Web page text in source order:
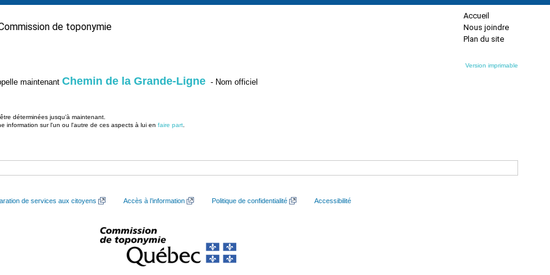
de toponymie
Accueil
Nous joindre
Plan du site
Version imprimable
maintenant Chemin de la Grande-Ligne - Nom officiel
déterminées jusqu’à maintenant.
information sur l'un ou l'autre de ces aspects à lui en faire part
de services aux citoyens Accès à l’information Politique de confidentialité Accessibilité